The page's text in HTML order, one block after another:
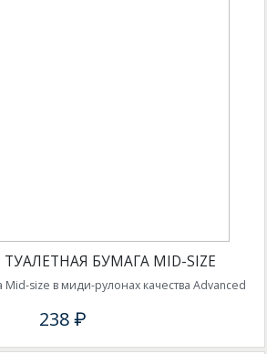
ТУАЛЕТНАЯ БУМАГА MID-SIZE
Mid-size в миди-рулонах качества Advanced
238 ₽